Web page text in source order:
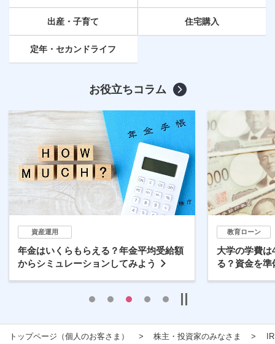
出産・子育て 住宅購入
定年 ・セカンドライフ
お役立ちコラム
資産運用
年金はいくらもらえる？年金平均受給額
からシミュレーションしてみよう
教育ローン
大学の学費
る？資金を
トップページ（個人のお客さま） 株主・投資家のみなさま